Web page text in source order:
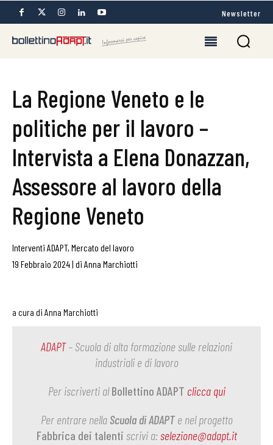
Newsletter
La Regione Veneto e le
politiche per il lavoro –
Intervista a Elena Donazzan,
Assessore al lavoro della
Regione Veneto
Interventi ADAPT, Mercato del lavoro
19 Febbraio 2024| di Anna Marchiotti
a cura di Anna Marchiotti
ADAPT– Scuola di alta formazione sulle relazioni
industriali e di lavoro
Per iscriverti alBollettino ADAPT clicca qui
Per entrare nella Scuola di ADAPTe nel progetto
Fabbrica dei talenti scrivi a:selezione@adapt.it